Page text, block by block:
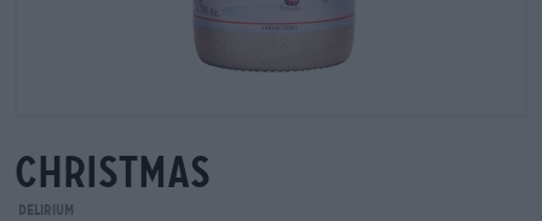
christmas
Delirium